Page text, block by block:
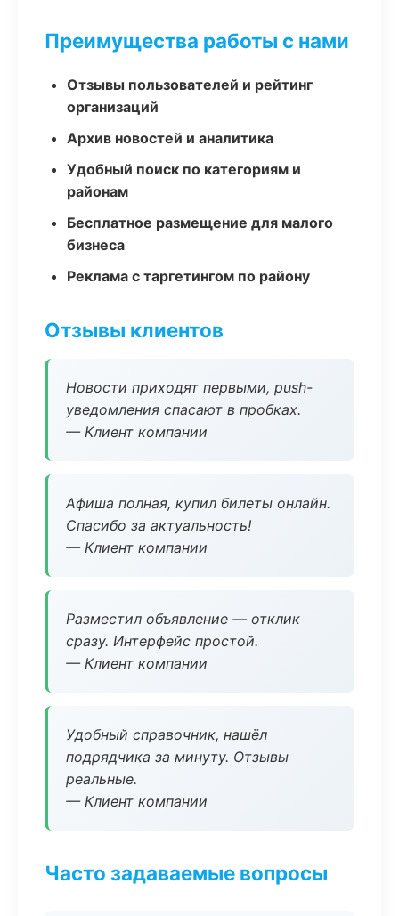
Преимущества работы с нами
Отзывы пользователей и рейтинг
организаций
Архив новостей и аналитика
Удобный поиск по категориям и
районам
Бесплатное размещение для малого
бизнеса
Реклама с таргетингом по району
Отзывы клиентов
Новости приходят первыми, push-
уведомления спасают в пробках.
— Клиент компании
Афиша полная, купил билеты онлайн.
Спасибо за актуальность!
— Клиент компании
Разместил объявление — отклик
сразу. Интерфейс простой.
— Клиент компании
Удобный справочник, нашёл
подрядчика за минуту. Отзывы
реальные.
— Клиент компании
Часто задаваемые вопросы